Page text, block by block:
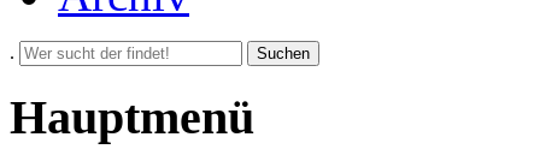
. Suchen
Hauptmenü